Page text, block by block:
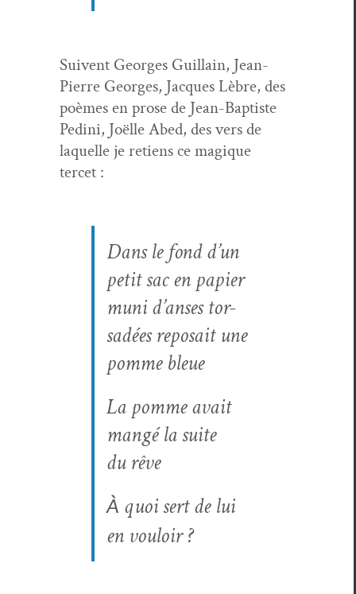
Suiv­ent Georges Guil­lain, Jean-
Pierre Georges, Jacques Lèbre, des
poèmes en prose de Jean-Bap­tiste
Pedi­ni, Joëlle Abed, des vers de
laque­lle je retiens ce mag­ique
tercet :
Dans le fond d’un
petit sac en papi­er
muni d’ans­es tor­
sadées repo­sait une
pomme bleue
La pomme avait
mangé la suite
du rêve
À quoi sert de lui
en vouloir ?